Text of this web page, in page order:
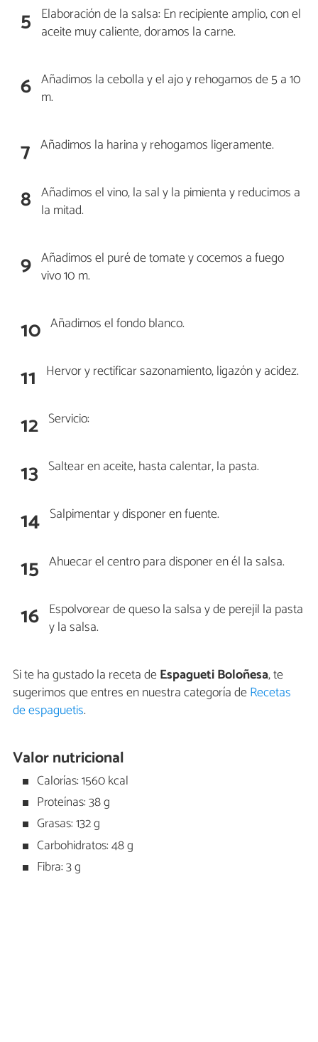
5 Elaboración de la salsa: En recipiente amplio, con el
aceite muy caliente, doramos la carne.
6 Añadimos la cebolla y el ajo y rehogamos de 5 a 10
m.
7 Añadimos la harina y rehogamos ligeramente.
8 Añadimos el vino, la sal y la pimienta y reducimos a
la mitad.
9 Añadimos el puré de tomate y cocemos a fuego
vivo 10 m.
10 Añadimos el fondo blanco.
11 Hervor y rectificar sazonamiento, ligazón y acidez.
12 Servicio:
13 Saltear en aceite, hasta calentar, la pasta.
14 Salpimentar y disponer en fuente.
15 Ahuecar el centro para disponer en él la salsa.
16 Espolvorear de queso la salsa y de perejil la pasta
y la salsa.
Si te ha gustado la receta deEspagueti Boloñesa, te
sugerimos que entres en nuestra categoría deRecetas
de espaguetis.
Valor nutricional
Calorías: 1560 kcal
Proteínas: 38 g
Grasas: 132 g
Carbohidratos: 48 g
Fibra: 3 g